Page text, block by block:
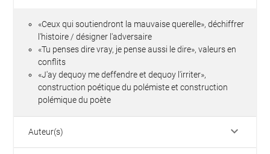
«Ceux qui soutiendront la mauvaise querelle», déchiffrer
l'histoire / désigner l'adversaire
«Tu penses dire vray, je pense aussi le dire», valeurs en
conflits
«J'ay dequoy me deffendre et dequoy l'irriter»,
construction poétique du polémiste et construction
polémique du poète
Auteur(s) keyboard_arrow_down